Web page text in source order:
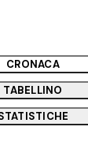
CRONACA
TABELLINO